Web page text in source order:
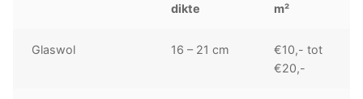
dikte
m²
Glaswol 16 – 21 cm
€10,- tot
€20,-